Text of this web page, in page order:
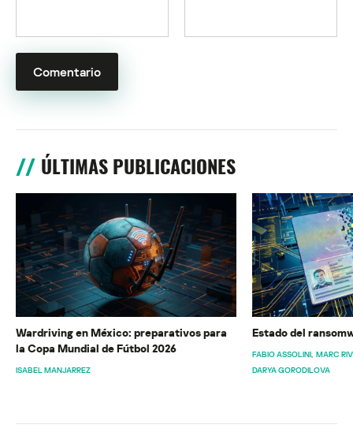
ÚLTIMAS PUBLICACIONES
Wardriving en México: preparativos para
la Copa Mundial de Fútbol 2026
ISABEL MANJARREZ
Estado del
FABIO ASSOLINI MARC
DARYA GORODILOVA